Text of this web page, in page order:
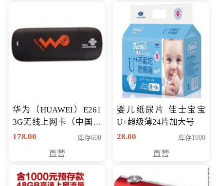
华为（HUAWEI）E261
3G无线上网卡（中国联
通）
178.00 库存600
直营
婴儿纸尿片 佳士宝宝
U+超级薄24片加大号
28.00
库存1000
直营